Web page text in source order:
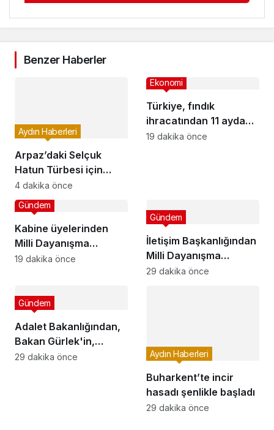
Benzer Haberler
Arpaz’daki Selçuk
Hatun Türbesi için
restorasyon çağrısı: 7
asırlık miras korunmayı
bekliyor
Aydın Haberleri
4 dakika önce
Türkiye, fındık
ihracatından 11 ayda
2,4 milyar dolar gelir
Ekonomi
19 dakika önce
Kabine üyelerinden
Milli Dayanışma
paylaşımı
Gündem
19 dakika önce
İletişim Başkanlığından
Milli Dayanışma
paylaşımı
Gündem
29 dakika önce
Adalet Bakanlığından,
Bakan Gürlek'in,
Behçet Oktay'ın
Gündem
29 dakika önce 29 dakika önce